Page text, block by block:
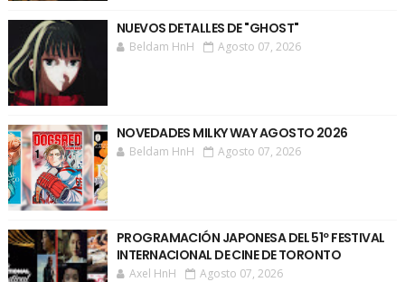
NUEVOS DETALLES DE "GHOST"
Beldam HnH Agosto 07, 2026
NOVEDADES MILKY WAY AGOSTO 2026
Beldam HnH Agosto 07, 2026
PROGRAMACIÓN JAPONESA DEL 51º FESTIVAL
INTERNACIONAL DE CINE DE TORONTO
Axel HnH Agosto 07, 2026